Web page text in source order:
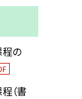
の
（書